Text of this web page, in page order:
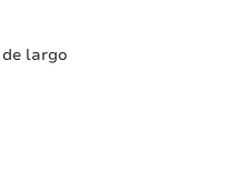
de largo